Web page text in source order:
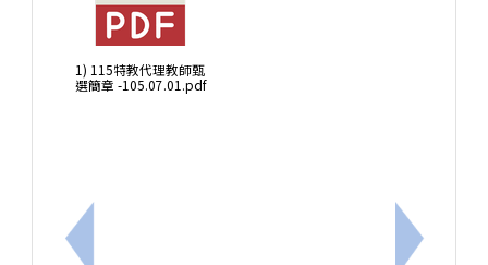
上一筆：《特教風》第82期電子期刊上線，歡迎踴躍點閱
1) 115特教代理教師甄
選簡章 -105.07.01.pdf
下一筆：